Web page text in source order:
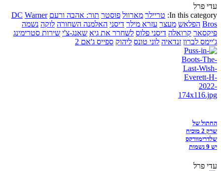
עדי פרל
In this category: טריילר מארוול פוסטר תור: אהבה ורעם DC Warner
Bros הפלאש מעצר עזרא מילר דיסני האלמנה השחורה לוקה נשמה
פיקסאר קרואלה דיסני פלוס לשחרר את גיא שאנג-צ'י שירות סטרימינג
ג'יימס לברון זנדאיה לוני טונס ליהוק ספייס ג'אם 2
החתול של
שרק 2 מוכיח
שלדרימוורקס
יש 9 נשמות
עדי פרל